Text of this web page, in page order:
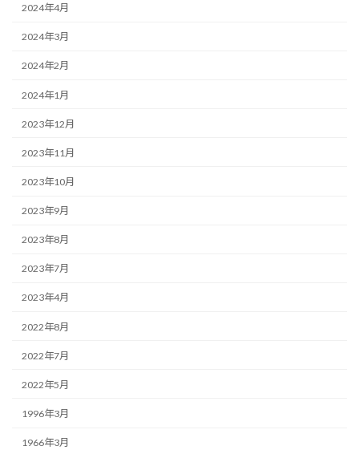
2024年4月
2024年3月
2024年2月
2024年1月
2023年12月
2023年11月
2023年10月
2023年9月
2023年8月
2023年7月
2023年4月
2022年8月
2022年7月
2022年5月
1996年3月
1966年3月